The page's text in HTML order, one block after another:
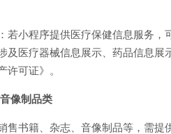
：若小程序提供医疗保健信息服务
及医疗器械信息展示、药品信息
许可证》。
像制品类
售书籍、杂志、音像制品等，需